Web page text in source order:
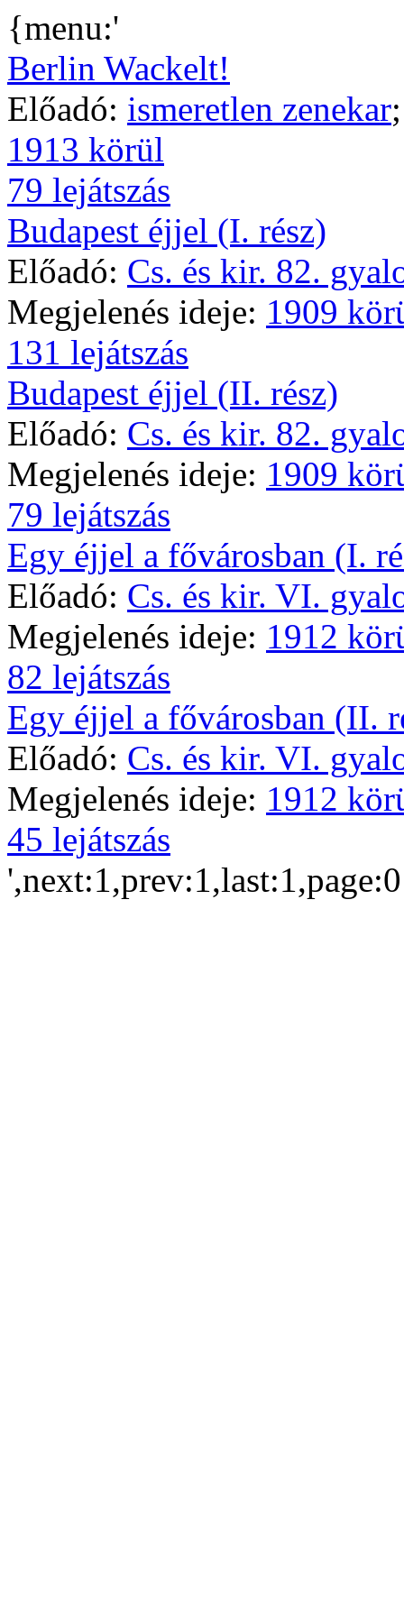
{menu:'
Berlin Wackelt!
Előadó: ismeretlen zenekar
1913 körül
79 lejátszás
Budapest éjjel (I. rész)
Előadó: Cs. és kir. 82.
Megjelenés ideje: 1909
131 lejátszás
Budapest éjjel (II. rész)
Előadó: Cs. és kir. 82.
Megjelenés ideje: 1909
79 lejátszás
Egy éjjel a fővárosban (I.
Előadó: Cs. és kir. VI.
Megjelenés ideje: 1912
82 lejátszás
Egy éjjel a fővárosban (II.
Előadó: Cs. és kir. VI.
Megjelenés ideje: 1912
45 lejátszás